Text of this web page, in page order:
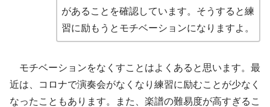
があることを確認しています。そうすると練
習に励もうとモチベーションになりますよ。
モチベーションをなくすことはよくあると思います。最
近は、コロナで演奏会がなくなり練習に励むことが少なく
なったこともあります。また、楽譜の難易度が高すぎるこ